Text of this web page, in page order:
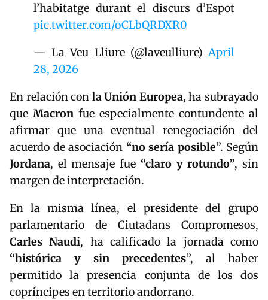
l’habitatge durant el discurs d’Espot
pic.twitter.com/oCLbQRDXR0
— La Veu Lliure (@laveulliure) April
28, 2026
En relación con laUnión Europea, ha subrayado
que Macron fue especialmente contundente al
afirmar que una eventual renegociación del
acuerdo de asociación “no sería posible”. Según
Jordana, el mensaje fue “claro y rotundo”, sin
margen de interpretación.
En la misma línea, el presidente del grupo
parlamentario de Ciutadans Compromesos,
Carles Naudi, ha calificado la jornada como
“histórica y sin precedentes”, al haber
permitido la presencia conjunta de los dos
copríncipes en territorio andorrano.